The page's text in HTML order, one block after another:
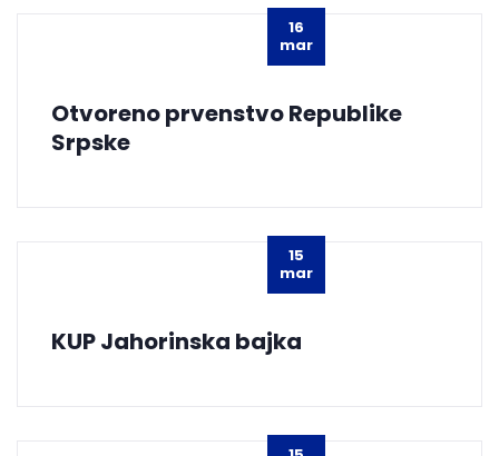
16
mar
Otvoreno prvenstvo Republike
Srpske
15
mar
KUP Jahorinska bajka